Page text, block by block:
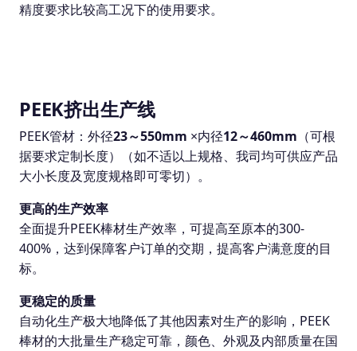
精度要求比较高工况下的使用要求。
PEEK挤出生产线
PEEK管材：外径23～550mm ×内径12～460mm （可根
据要求定制长度）（如不适以上规格、我司均可供应产品
大小长度及宽度规格即可零切）。
更高的生产效率
全面提升PEEK棒材生产效率，可提高至原本的300-
400%，达到保障客户订单的交期，提高客户满意度的目
标。
更稳定的质量
自动化生产极大地降低了其他因素对生产的影响，PEEK
棒材的大批量生产稳定可靠，颜色、外观及内部质量在国